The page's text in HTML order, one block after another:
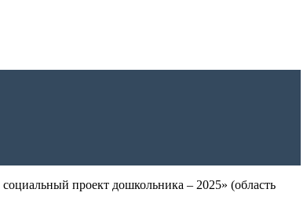
проект дошкольника – 2025» (область